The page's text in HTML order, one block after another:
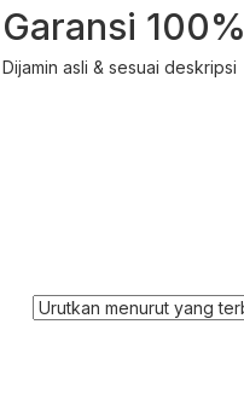
Garansi 100%
Dijamin asli & sesuai deskripsi